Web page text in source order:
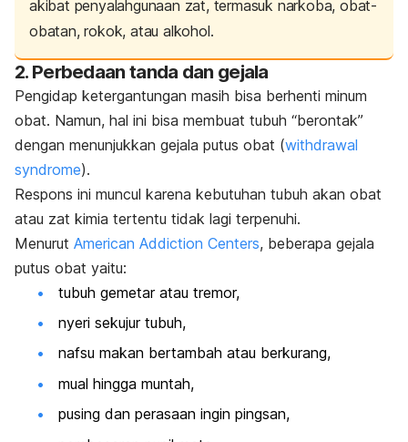
akibat penyalahgunaan zat, termasuk narkoba, obat-
obatan, rokok, atau alkohol.
2. Perbedaan tanda dan gejala
Pengidap ketergantungan masih bisa berhenti minum
obat. Namun, hal ini bisa membuat tubuh “berontak”
dengan menunjukkan gejala putus obat (withdrawal
syndrome).
Respons ini muncul karena kebutuhan tubuh akan obat
atau zat kimia tertentu tidak lagi terpenuhi.
Menurut American Addiction Centers, beberapa gejala
putus obat yaitu:
tubuh gemetar atau tremor,
nyeri sekujur tubuh,
nafsu makan bertambah atau berkurang,
mual hingga muntah,
pusing dan perasaan ingin pingsan,